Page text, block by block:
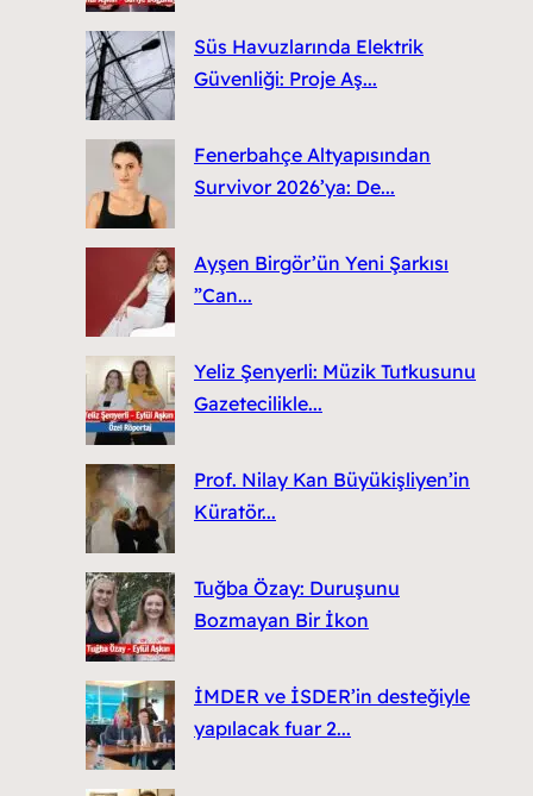
Süs Havuzlarında Elektrik
Güvenliği: Proje Aş...
Fenerbahçe Altyapısından
Survivor 2026’ya: De...
Ayşen Birgör’ün Yeni Şarkısı
”Can...
Yeliz Şenyerli: Müzik Tutkusunu
Gazetecilikle...
Prof. Nilay Kan Büyükişliyen’in
Küratör...
Tuğba Özay: Duruşunu
Bozmayan Bir İkon
İMDER ve İSDER’in desteğiyle
yapılacak fuar 2...